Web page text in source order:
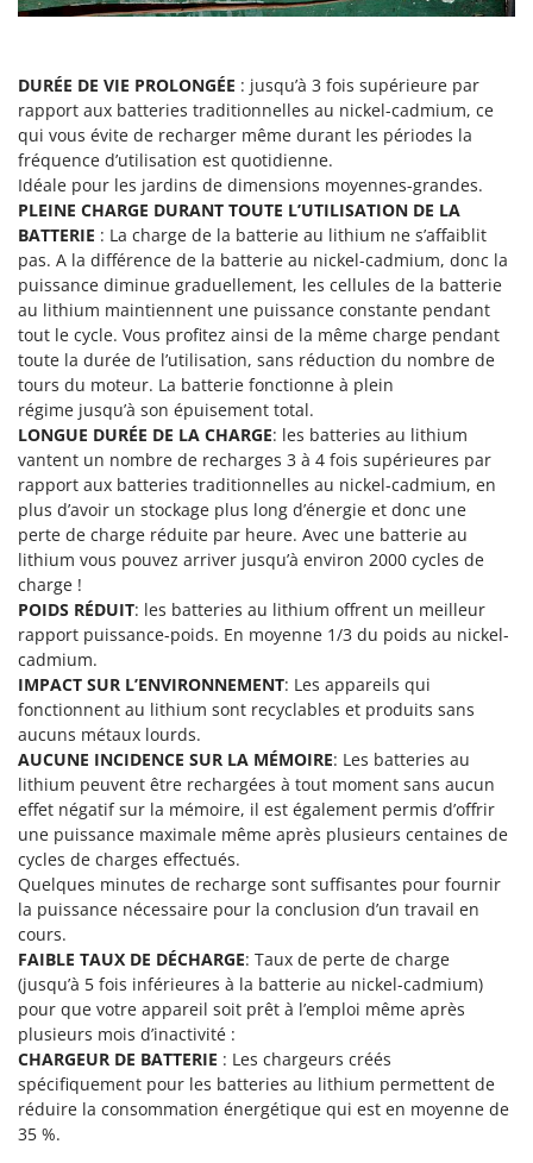
Mastercook
McCulloch
MCH
Michelin
Mille
Minox
Mockmill
More than chef
MOSA
MOVA
Mowox
MTD
N
New O.M.R.A.
Nilfisk
Ninja
Novatec
Novital
NuAir
NuovaFac
O
Officine Savioli
Oliviero
Olix
OMA
Omas
Ompagrill
Ooni
Oriental Koshin
Outdoorchef
P
DURÉE DE VIE PROLONGÉE : jusqu’à 3 fois supérieure par
rapport aux batteries traditionnelles au nickel-cadmium, ce
qui vous évite de recharger même durant les périodes la
fréquence d’utilisation est quotidienne.
Idéale pour les jardins de dimensions moyennes-grandes.
PLEINE CHARGE DURANT TOUTE L’UTILISATION DE LA
BATTERIE : La charge de la batterie au lithium ne s’affaiblit
pas. A la différence de la batterie au nickel-cadmium, donc la
puissance diminue graduellement, les cellules de la batterie
au lithium maintiennent une puissance constante pendant
tout le cycle. Vous profitez ainsi de la même charge pendant
toute la durée de l’utilisation, sans réduction du nombre de
tours du moteur. La batterie fonctionne à plein
régime jusqu’à son épuisement total.
LONGUE DURÉE DE LA CHARGE: les batteries au lithium
vantent un nombre de recharges 3 à 4 fois supérieures par
rapport aux batteries traditionnelles au nickel-cadmium, en
plus d’avoir un stockage plus long d’énergie et donc une
perte de charge réduite par heure. Avec une batterie au
lithium vous pouvez arriver jusqu’à environ 2000 cycles de
charge !
POIDS RÉDUIT: les batteries au lithium offrent un meilleur
rapport puissance-poids. En moyenne 1/3 du poids au nickel-
cadmium.
IMPACT SUR L’ENVIRONNEMENT: Les appareils qui
fonctionnent au lithium sont recyclables et produits sans
aucuns métaux lourds.
AUCUNE INCIDENCE SUR LA MÉMOIRE: Les batteries au
lithium peuvent être rechargées à tout moment sans aucun
effet négatif sur la mémoire, il est également permis d’offrir
une puissance maximale même après plusieurs centaines de
cycles de charges effectués.
Quelques minutes de recharge sont suffisantes pour fournir
la puissance nécessaire pour la conclusion d’un travail en
cours.
FAIBLE TAUX DE DÉCHARGE: Taux de perte de charge
(jusqu’à 5 fois inférieures à la batterie au nickel-cadmium)
pour que votre appareil soit prêt à l’emploi même après
plusieurs mois d’inactivité :
CHARGEUR DE BATTERIE : Les chargeurs créés
spécifiquement pour les batteries au lithium permettent de
réduire la consommation énergétique qui est en moyenne de
35 %.